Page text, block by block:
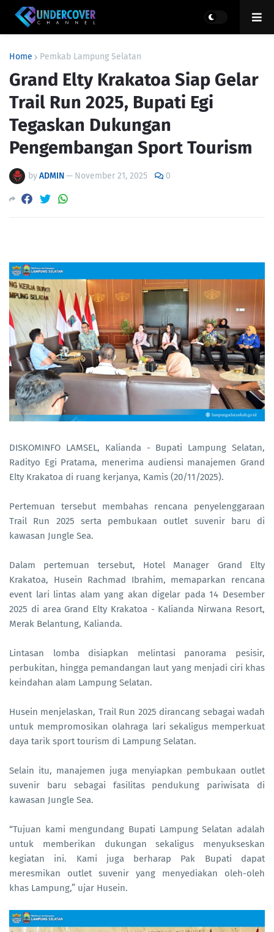
Home Pemkab Lampung Selatan
Grand Elty Krakatoa Siap Gelar
Trail Run 2025, Bupati Egi
Tegaskan Dukungan
Pengembangan Sport Tourism
byADMIN— November 21, 2025 0
DISKOMINFO LAMSEL, Kalianda - Bupati Lampung Selatan,
Radityo Egi Pratama, menerima audiensi manajemen Grand
Elty Krakatoa di ruang kerjanya, Kamis (20/11/2025).
Pertemuan tersebut membahas rencana penyelenggaraan
Trail Run 2025 serta pembukaan outlet suvenir baru di
kawasan Jungle Sea.
Dalam pertemuan tersebut, Hotel Manager Grand Elty
Krakatoa, Husein Rachmad Ibrahim, memaparkan rencana
event lari lintas alam yang akan digelar pada 14 Desember
2025 di area Grand Elty Krakatoa - Kalianda Nirwana Resort,
Merak Belantung, Kalianda.
Lintasan lomba disiapkan melintasi panorama pesisir,
perbukitan, hingga pemandangan laut yang menjadi ciri khas
keindahan alam Lampung Selatan.
Husein menjelaskan, Trail Run 2025 dirancang sebagai wadah
untuk mempromosikan olahraga lari sekaligus memperkuat
daya tarik sport tourism di Lampung Selatan.
Selain itu, manajemen juga menyiapkan pembukaan outlet
suvenir baru sebagai fasilitas pendukung pariwisata di
kawasan Jungle Sea.
“Tujuan kami mengundang Bupati Lampung Selatan adalah
untuk memberikan dukungan sekaligus menyukseskan
kegiatan ini. Kami juga berharap Pak Bupati dapat
meresmikan outlet suvenir yang menyediakan oleh-oleh
khas Lampung,” ujar Husein.